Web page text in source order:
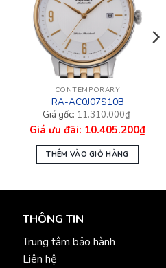
CONTEMPORARY
RA-AC0J07S10B
11.310.000₫
gốc
là: 10.405.200₫
hiện
tại
10.405.200₫.
THÊM VÀO GIỎ HÀNG
THÔNG TIN
Trung tâm bảo hành
Liên hệ